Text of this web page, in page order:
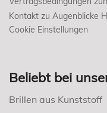
Kontakt zu Augenblicke
Cookie Einstellungen
Beliebt bei
Brillen aus Kunststoff